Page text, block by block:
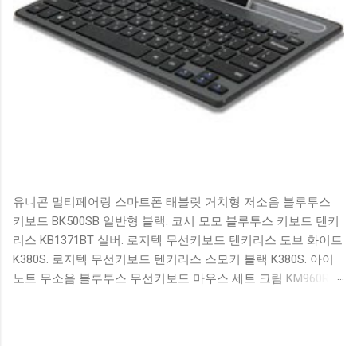
유니콘 멀티페어링 스마트폰 태블릿 거치형 저소음 블루투스
키보드 BK500SB 일반형 블랙. 코시 모모 블루투스 키보드 텐키
리스 KB1371BT 실버. 로지텍 무선키보드 텐키리스 도브 화이트
K380S. 로지텍 무선키보드 텐키리스 스모키 블랙 K380S. 아이
노트 무소음 블루투스 무선키보드 마우스 세트 크림 KM960RB